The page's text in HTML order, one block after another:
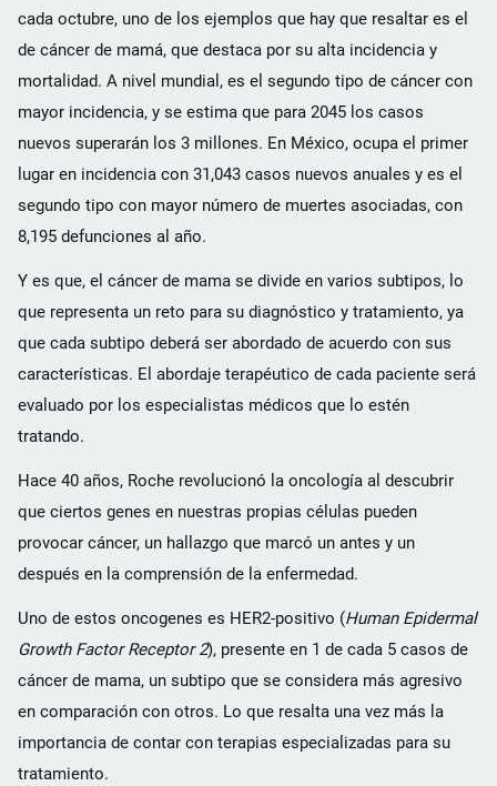
cada octubre, uno de los ejemplos que hay que resaltar es el
de cáncer de mamá, que destaca por su alta incidencia y
mortalidad. A nivel mundial, es el segundo tipo de cáncer con
mayor incidencia, y se estima que para 2045 los casos
nuevos superarán los 3 millones. En México, ocupa el primer
lugar en incidencia con 31,043 casos nuevos anuales y es el
segundo tipo con mayor número de muertes asociadas, con
8,195 defunciones al año.
Y es que, el cáncer de mama se divide en varios subtipos, lo
que representa un reto para su diagnóstico y tratamiento, ya
que cada subtipo deberá ser abordado de acuerdo con sus
características. El abordaje terapéutico de cada paciente será
evaluado por los especialistas médicos que lo estén
tratando.
Hace 40 años, Roche revolucionó la oncología al descubrir
que ciertos genes en nuestras propias células pueden
provocar cáncer, un hallazgo que marcó un antes y un
después en la comprensión de la enfermedad.
Uno de estos oncogenes es HER2-positivo (Human Epidermal
Growth Factor Receptor 2), presente en 1 de cada 5 casos de
cáncer de mama, un subtipo que se considera más agresivo
en comparación con otros. Lo que resalta una vez más la
importancia de contar con terapias especializadas para su
tratamiento.